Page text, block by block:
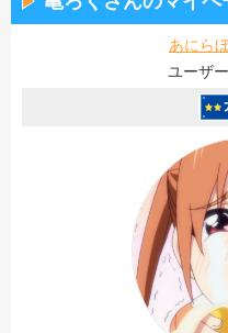
あにら
ユーザ